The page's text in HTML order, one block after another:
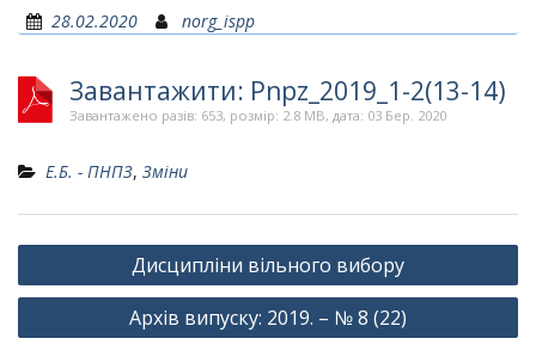
28.02.2020 norg_ispp
Завантажити: Pnpz_2019_1-2(13-14)
Завантажено разів: 653, розмір: 2.8 MB, дата: 03 Бер. 2020
Е.Б. - ПНПЗ, Зміни
Навігація
записів
Дисципліни вільного вибору
Архів випуску: 2019. – № 8 (22)